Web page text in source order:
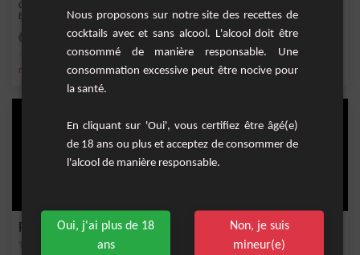
Cocktail d'automne avec du rhum cubain, de la liqueur de pomme, du vermouth
blanc et de...
rhum angostura bitter,rhum cubain,vermouth blanc ,Short Drink
Fresh Apple
Nous proposons sur notre site des recettes de
cocktails avec et sans alcool. L'alcool doit être
consommé de manière responsable. Une
consommation excessive peut être nocive pour
la santé.
En cliquant sur 'Oui', vous certifiez être âgé(e)
de 18 ans ou plus et acceptez de consommer de
l'alcool de manière responsable.
Oui, j'ai plus de 18
ans
Non, je suis
mineur(e)